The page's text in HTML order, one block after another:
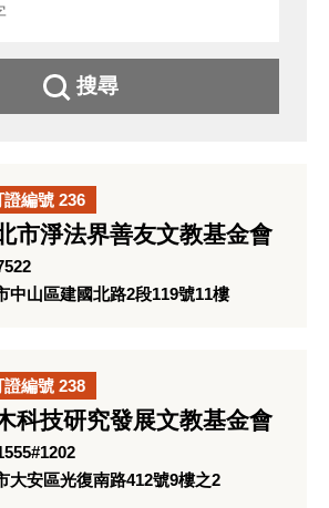
搜尋
證編號 236
市淨法界善友文教基金會
中山區建國北路2段119號11樓
證編號 238
科技研究發展文教基金會
大安區光復南路412號9樓之2